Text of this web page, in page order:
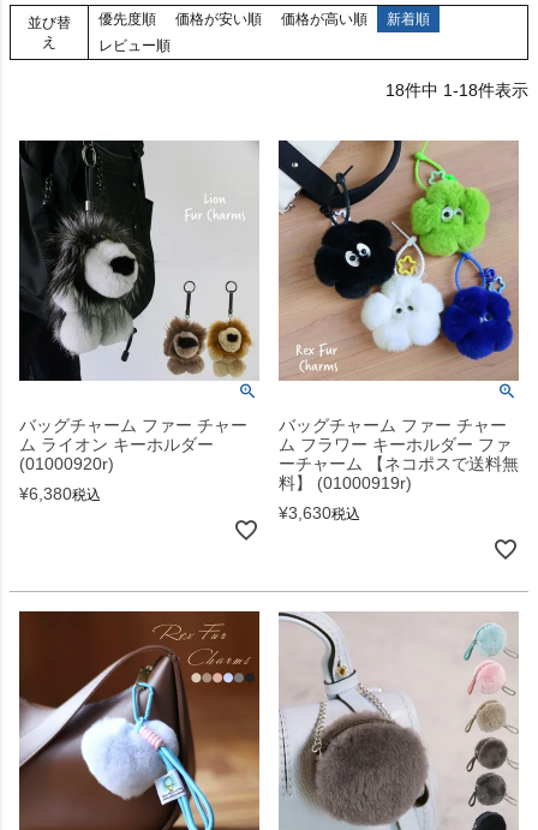
並び替
え
優先度順 価格が安い順 価格が高い順
新着順
レビュー順
18件中 1-18件表示
バッグチャーム ファー チャー
ム ライオン キーホルダー
(01000920r)
¥6,380税込
バッグチャーム ファー チャー
ム フラワー キーホルダー ファ
ーチャーム 【ネコポスで送料無
料】 (01000919r)
¥3,630税込